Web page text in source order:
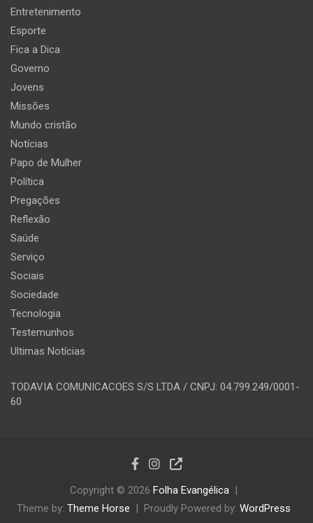
Entretenimento
Esporte
Fica a Dica
Governo
Jovens
Missões
Mundo cristão
Notícias
Papo de Mulher
Política
Pregações
Reflexão
Saúde
Serviço
Sociais
Sociedade
Tecnologia
Testemunhos
Ultimas Notícias
TODAVIA COMUNICACOES S/S LTDA / CNPJ: 04.799.249/0001-
60
Copyright © 2026 Folha Evangélica
Theme by: Theme Horse Proudly Powered by: WordPress